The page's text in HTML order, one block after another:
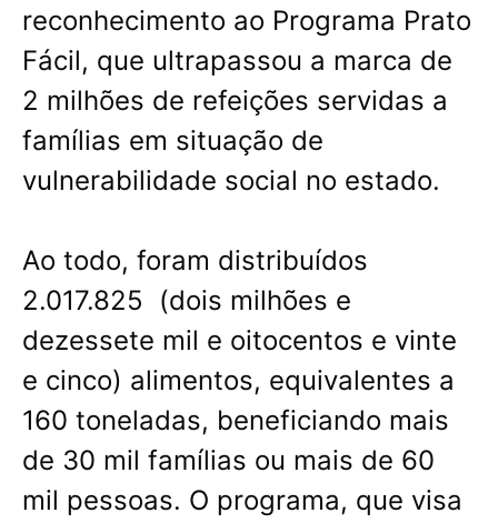
reconhecimento ao Programa Prato
Fácil, que ultrapassou a marca de
2 milhões de refeições servidas a
famílias em situação de
vulnerabilidade social no estado.
Ao todo, foram distribuídos
2.017.825 (dois milhões e
dezessete mil e oitocentos e vinte
e cinco) alimentos, equivalentes a
160 toneladas, beneficiando mais
de 30 mil famílias ou mais de 60
mil pessoas. O programa, que visa